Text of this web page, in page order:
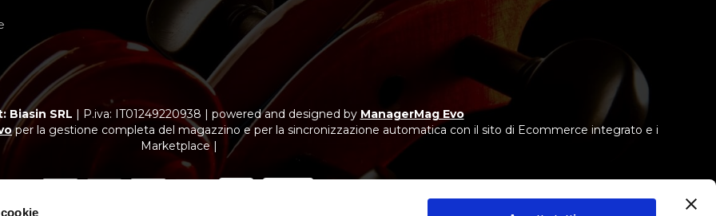
Biasin SRL | P.iva: IT01249220938 | powered and designed by ManagerMag Evo
per la gestione completa del magazzino e per la sincronizzazione automatica con il sito di Ecommerce integrato e i
Marketplace |